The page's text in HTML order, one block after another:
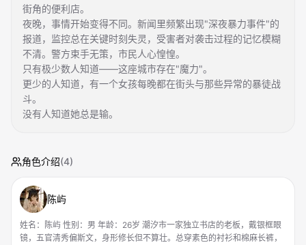
街角的便利店。
夜晚，事情开始变得不同。新闻里频繁出现"深夜暴力事件"的
报道，监控总在关键时刻失灵，受害者对袭击过程的记忆模糊
不清。警方束手无策，市民人心惶惶。
只有极少数人知道——这座城市存在"魔力"。
更少的人知道，有一个女孩每晚都在街头与那些异常的暴徒战
斗。
没有人知道她总是输。
角色介绍(4)
陈屿
姓名：陈屿 性别：男 年龄：26岁 潮汐市一家独立书店的老板，戴银框眼
镜，五官清秀偏斯文，身形修长但不算壮。总穿素色的衬衫和棉麻长裤，